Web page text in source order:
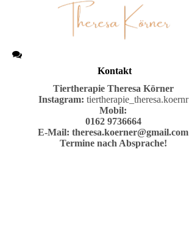
Kontakt
Tiertherapie Theresa Körner
Instagram: tiertherapie_theresa.koernr
Mobil:
0162 9736664
E-Mail: theresa.koerner@gmail.com
Termine nach Absprache!